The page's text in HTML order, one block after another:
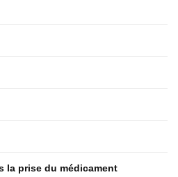
la prise du médicament